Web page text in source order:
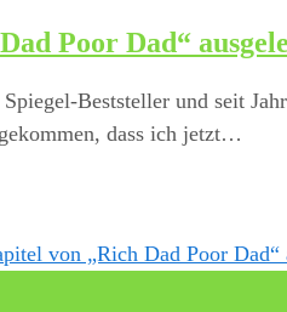
Poor Dad“
Beststeller und seit
dass ich jetzt…